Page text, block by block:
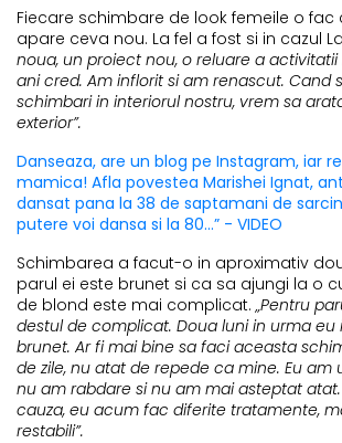
Fiecare schimbare de look femeile o
apare ceva nou. La fel a fost si in cazul
noua, un proiect nou, o reluare a
ani cred. Am inflorit si am renascut. Cand
schimbari in interiorul nostru, vrem sa
exterior”.
Danseaza, are un blog pe Instagram, iar
mamica! Afla povestea Marishei Ignat,
dansat pana la 38 de saptamani de
putere voi dansa si la 80...” - VIDEO
Schimbarea a facut-o in aproximativ
parul ei este brunet si ca sa ajungi la o
de blond este mai complicat. „Pentru
destul de complicat. Doua luni in urma
brunet. Ar fi mai bine sa faci aceasta
de zile, nu atat de repede ca mine. Eu am
nu am rabdare si nu am mai asteptat
cauza, eu acum fac diferite tratamente,
restabili”.